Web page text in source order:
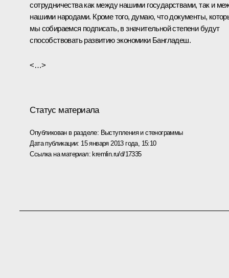
сотрудничества как между нашими государствами, так и
нашими народами. Кроме того, думаю, что документы,
мы собираемся подписать, в значительной степени будут
способствовать развитию экономики Бангладеш.
<…>
Статус материала
Опубликован в разделе: Выступления и стенограммы
Дата публикации: 15 января 2013 года, 15:10
Ссылка на материал:kremlin.ru/d/17335